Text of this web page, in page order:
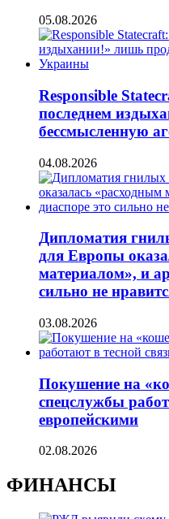
05.08.2026
Responsible
последнем
бессмысленную
04.08.2026
Дипломатия
для Европы
материалом», и
сильно не
03.08.2026
Покушение на
спецслужбы
европейскими
02.08.2026
ФИНАНСЫ